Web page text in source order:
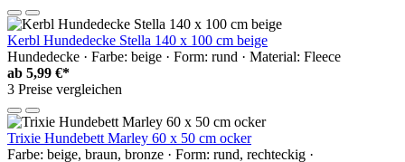
Kerbl Hundedecke Stella 140 x 100 cm beige
Hundedecke · Farbe: beige · Form: rund · Material: Fleece
ab 5,99 €*
3 Preise vergleichen
Trixie Hundebett Marley 60 x 50 cm ocker
Farbe: beige, braun, bronze · Form: rund, rechteckig ·